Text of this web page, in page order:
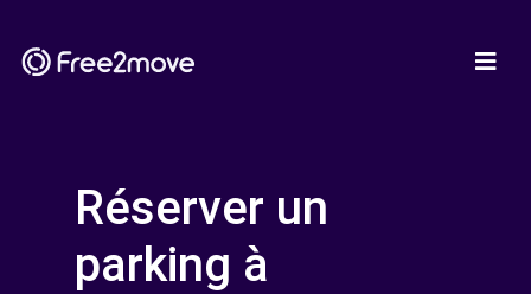
Réserver un
parking à